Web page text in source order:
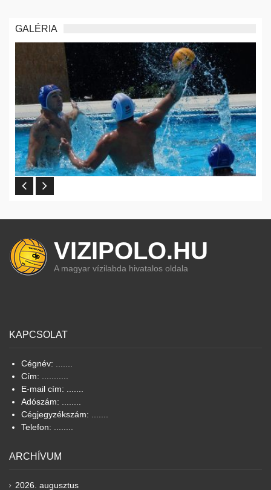
GALÉRIA
VIZIPOLO.HU
A magyar vízilabda hivatalos oldala
KAPCSOLAT
Cégnév: .......
Cím: ...........
E-mail cím: .......
Adószám: ........
Cégjegyzékszám: .......
Telefon: ........
ARCHÍVUM
2026. augusztus